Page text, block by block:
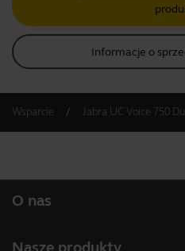
Informacje o
Wsparcie Jabra UC Voice 750
O nas